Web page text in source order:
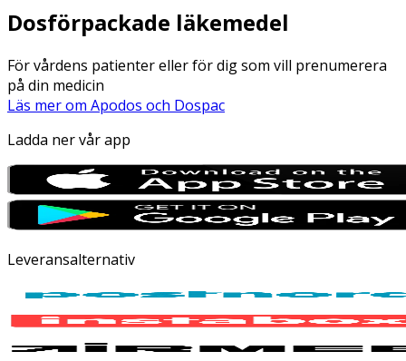
Dosförpackade läkemedel
För vårdens patienter eller för dig som vill prenumerera
på din medicin
Läs mer om Apodos och Dospac
Ladda ner vår app
Leveransalternativ